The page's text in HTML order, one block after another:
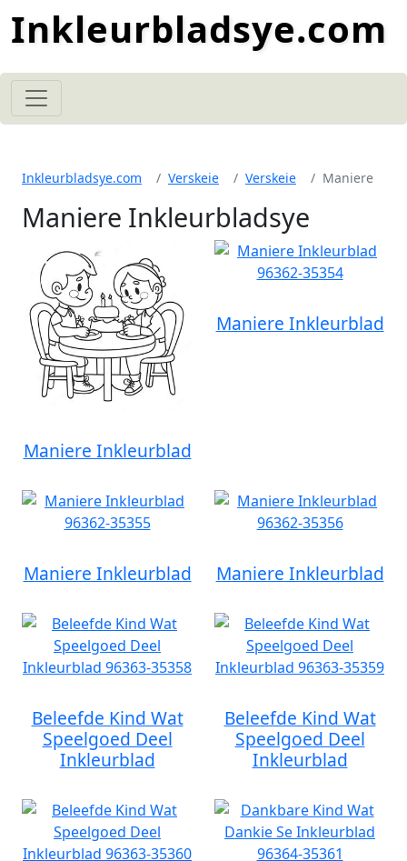
Inkleurbladsye.com
Inkleurbladsye.com Verskeie Verskeie Maniere
Maniere Inkleurbladsye
Maniere Inkleurblad
Maniere Inkleurblad
Maniere Inkleurblad Maniere Inkleurblad
Beleefde Kind Wat
Speelgoed Deel
Inkleurblad
Beleefde Kind Wat
Speelgoed Deel
Inkleurblad